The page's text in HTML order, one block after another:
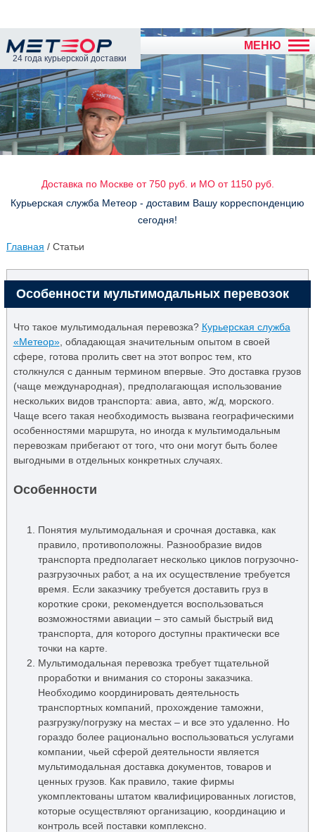
24 года курьерской доставки
МЕНЮ
Доставка по Москве от 750 руб. и МО от 1150 руб.
Курьерская служба Метеор - доставим Вашу корреспонденцию
сегодня!
Главная / Статьи
Особенности мультимодальных перевозок
Что такое мультимодальная перевозка? Курьерская служба
«Метеор», обладающая значительным опытом в своей
сфере, готова пролить свет на этот вопрос тем, кто
столкнулся с данным термином впервые. Это доставка грузов
(чаще международная), предполагающая использование
нескольких видов транспорта: авиа, авто, ж/д, морского.
Чаще всего такая необходимость вызвана географическими
особенностями маршрута, но иногда к мультимодальным
перевозкам прибегают от того, что они могут быть более
выгодными в отдельных конкретных случаях.
Особенности
Понятия мультимодальная и срочная доставка, как
правило, противоположны. Разнообразие видов
транспорта предполагает несколько циклов погрузочно-
разгрузочных работ, а на их осуществление требуется
время. Если заказчику требуется доставить груз в
короткие сроки, рекомендуется воспользоваться
возможностями авиации – это самый быстрый вид
транспорта, для которого доступны практически все
точки на карте.
Мультимодальная перевозка требует тщательной
проработки и внимания со стороны заказчика.
Необходимо координировать деятельность
транспортных компаний, прохождение таможни,
разгрузку/погрузку на местах – и все это удаленно. Но
гораздо более рационально воспользоваться услугами
компании, чьей сферой деятельности является
мультимодальная доставка документов, товаров и
ценных грузов. Как правило, такие фирмы
укомплектованы штатом квалифицированных логистов,
которые осуществляют организацию, координацию и
контроль всей поставки комплексно.